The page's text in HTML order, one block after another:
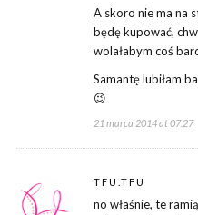
A skoro nie ma na
będę kupować,
wolałabym coś
Samantę lubiłam
😉
21 marca 2014 at 07:27
TFU.TFU
no właśnie, te